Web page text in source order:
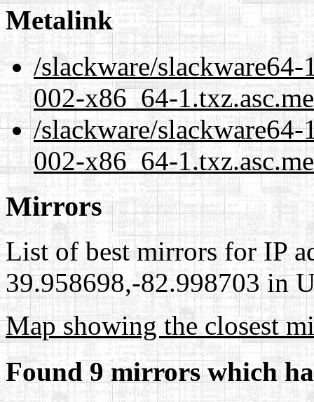
Metalink
/slackware/
002-x86_64-
/slackware/
002-x86_64-
Mirrors
List of best mirrors for IP
39.958698,-82.998703 in
Map showing the closest
Found 9 mirrors which